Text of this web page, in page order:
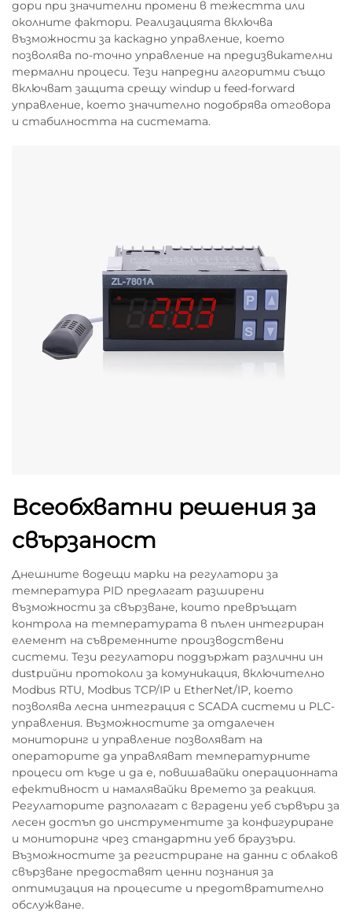
дори при значителни промени в тежестта или
околните фактори. Реализацията включва
възможности за каскадно управление, което
позволява по-точно управление на предизвикателни
термални процеси. Тези напредни алгоритми също
включват защита срещу windup и feed-forward
управление, което значително подобрява отговора
и стабилността на системата.
Всеобхватни решения за
свързаност
Днешните водещи марки на регулатори за
температура PID предлагат разширени
възможности за свързване, които превръщат
контрола на температурата в пълен интегриран
елемент на съвременните производствени
системи. Тези регулатори поддържат различни ин
dustрийни протоколи за комуникация, включително
Modbus RTU, Modbus TCP/IP и EtherNet/IP, което
позволява лесна интеграция с SCADA системи и PLC-
управления. Възможностите за отдалечен
мониторинг и управление позволяват на
операторите да управляват температурните
процеси от къде и да е, повишавайки операционната
ефективност и намалявайки времето за реакция.
Регулаторите разполагат с вградени уеб сървъри за
лесен достъп до инструментите за конфигуриране
и мониторинг чрез стандартни уеб браузъри.
Възможностите за регистриране на данни с облаков
свързване предоставят ценни познания за
оптимизация на процесите и предотвратително
обслужване.